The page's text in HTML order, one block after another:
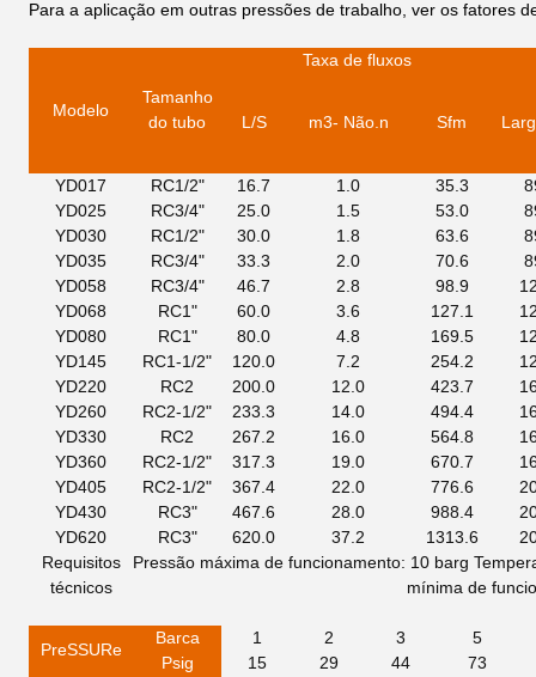
Para a aplicação em outras pressões de trabalho, ver os fatores
Modelo
Tamanho
do tubo
Taxa de fluxos
L/S m3- Não. n Sfm
YD017 RC1/2" 16.7 1.0 35.3
YD025
RC3/4" 25.0 1.5 53.0
YD030
RC1/2" 30.0 1.8 63.6
YD035
RC3/4" 33.3 2.0 70.6
YD058
RC3/4" 46.7 2.8 98.9
YD068
RC1" 60.0 3.6 127.1
YD080
RC1" 80.0 4.8 169.5
YD145
RC1-1/2" 120.0 7.2 254.2
YD220
RC2 200.0 12.0 423.7
YD260
RC2-1/2" 233.3 14.0 494.4
YD330
RC2 267.2 16.0 564.8
YD360
RC2-1/2" 317.3 19.0 670.7
YD405
RC2-1/2" 367.4 22.0 776.6
YD430
RC3" 467.6 28.0 988.4
YD620
RC3" 620.0 37.2 1313.6
Requisitos
técnicos
Pressão máxima de funcionamento: 10 barg
mínima de
PreSSURe
Barca 1 2 3
5
Psig
15 29 44
73